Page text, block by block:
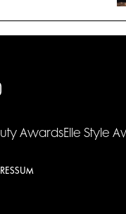
AwardsElle Style